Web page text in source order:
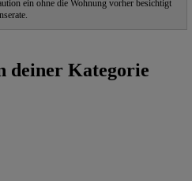
ein ohne die Wohnung vorher besichtigt
deiner Kategorie